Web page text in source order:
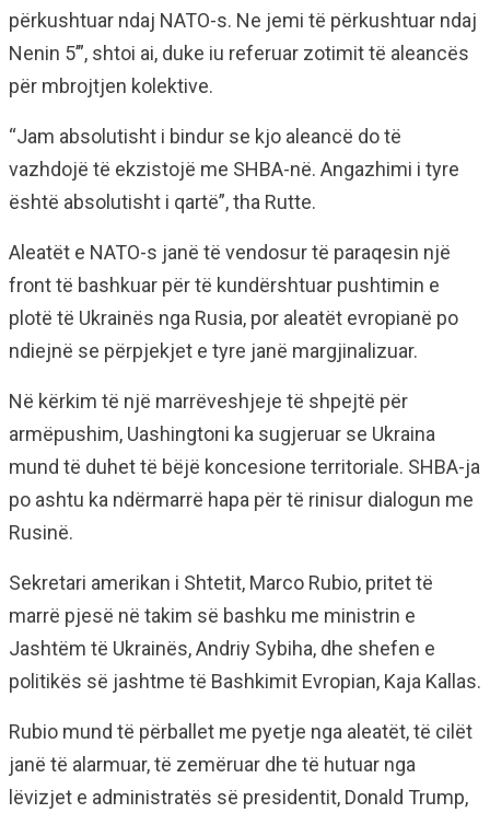
përkushtuar ndaj NATO-s. Ne jemi të përkushtuar ndaj
Nenin 5’”, shtoi ai, duke iu referuar zotimit të aleancës
për mbrojtjen kolektive.
“Jam absolutisht i bindur se kjo aleancë do të
vazhdojë të ekzistojë me SHBA-në. Angazhimi i tyre
është absolutisht i qartë”, tha Rutte.
Aleatët e NATO-s janë të vendosur të paraqesin një
front të bashkuar për të kundërshtuar pushtimin e
plotë të Ukrainës nga Rusia, por aleatët evropianë po
ndiejnë se përpjekjet e tyre janë margjinalizuar.
Në kërkim të një marrëveshjeje të shpejtë për
armëpushim, Uashingtoni ka sugjeruar se Ukraina
mund të duhet të bëjë koncesione territoriale. SHBA-ja
po ashtu ka ndërmarrë hapa për të rinisur dialogun me
Rusinë.
Sekretari amerikan i Shtetit, Marco Rubio, pritet të
marrë pjesë në takim së bashku me ministrin e
Jashtëm të Ukrainës, Andriy Sybiha, dhe shefen e
politikës së jashtme të Bashkimit Evropian, Kaja Kallas.
Rubio mund të përballet me pyetje nga aleatët, të cilët
janë të alarmuar, të zemëruar dhe të hutuar nga
lëvizjet e administratës së presidentit, Donald Trump,